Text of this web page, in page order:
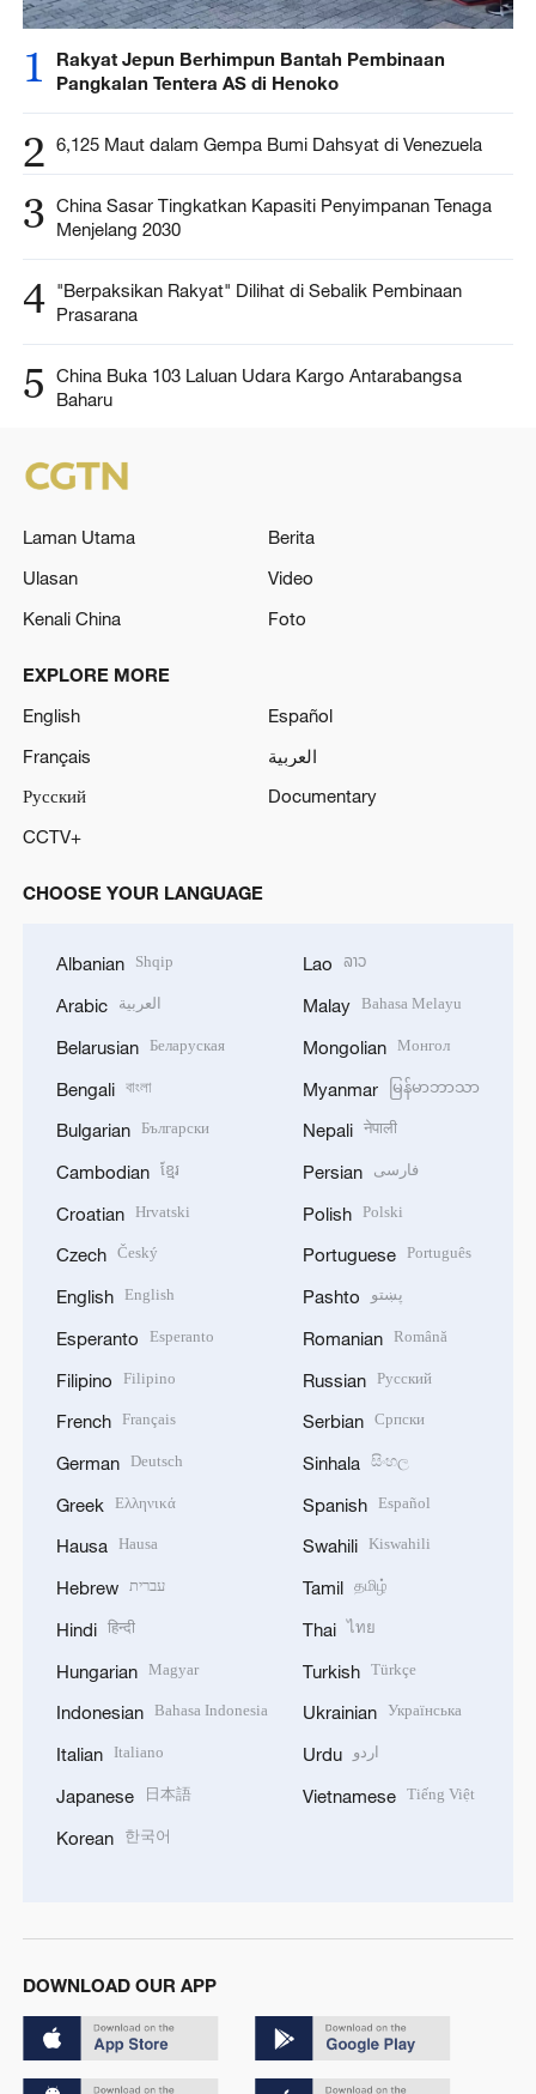
1
Rakyat Jepun Berhimpun Bantah Pembinaan
Pangkalan Tentera AS di Henoko
2 6,125 Maut dalam Gempa Bumi Dahsyat di Venezuela
3 China Sasar Tingkatkan Kapasiti Penyimpanan Tenaga
Menjelang 2030
4 "Berpaksikan Rakyat" Dilihat di Sebalik Pembinaan
Prasarana
5
China Buka 103 Laluan Udara Kargo Antarabangsa
Baharu
Laman Utama
Berita
Ulasan
Video
Kenali China
Foto
EXPLORE MORE
English
Español
Français
العربية
Русский
Documentary
CCTV+
CHOOSE YOUR LANGUAGE
Albanian Shqip
Arabic العربية
Belarusian Беларуская
Bengali বাংলা
Bulgarian Български
Cambodian ខ្មែរ
Croatian Hrvatski
Czech Český
English English
Esperanto Esperanto
Filipino Filipino
French Français
German Deutsch
Greek Ελληνικά
Hausa Hausa
Hebrew עברית
Hindi हिन्दी
Hungarian Magyar
Indonesian Bahasa Indonesia
Italian Italiano
Japanese 日本語
Korean 한국어
Lao ລາວ
Malay Bahasa Melayu
Mongolian Монгол
Myanmar မြန်မာဘာသာ
Nepali नेपाली
Persian فارسی
Polish Polski
Portuguese Português
Pashto پښتو
Romanian Română
Russian Русский
Serbian Српски
Sinhala සිංහල
Spanish Español
Swahili Kiswahili
Tamil தமிழ்
Thai ไทย
Turkish Türkçe
Ukrainian Українська
Urdu اردو
Vietnamese Tiếng Việt
DOWNLOAD OUR APP